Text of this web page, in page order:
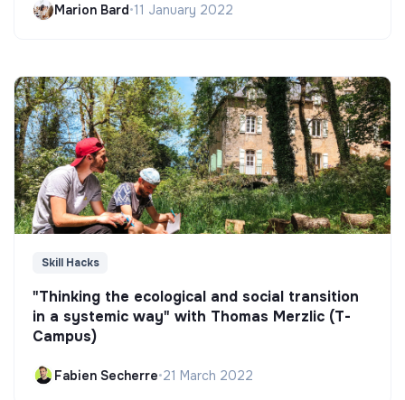
Marion Bard•11 January 2022
Skill Hacks
"Thinking the ecological and social transition
in a systemic way" with Thomas Merzlic (T-
Campus)
Fabien Secherre•21 March 2022